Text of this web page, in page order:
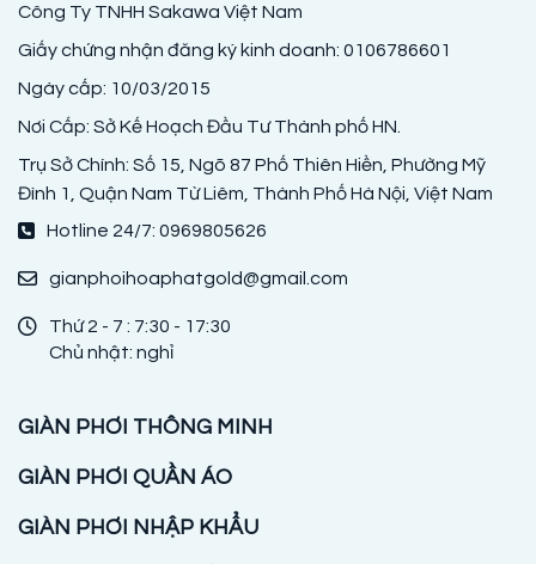
Công Ty TNHH Sakawa Việt Nam
Giấy chứng nhận đăng ký kinh doanh: 0106786601
Ngày cấp: 10/03/2015
Nơi Cấp: Sở Kế Hoạch Đầu Tư Thành phố HN.
Trụ Sở Chính: Số 15, Ngõ 87 Phố Thiên Hiền, Phường Mỹ
Đình 1, Quận Nam Từ Liêm, Thành Phố Hà Nội, Việt Nam
Hotline 24/7: 0969805626
gianphoihoaphatgold@gmail.com
Thứ 2 - 7 : 7:30 - 17:30
Chủ nhật: nghỉ
GIÀN PHƠI THÔNG MINH
GIÀN PHƠI QUẦN ÁO
GIÀN PHƠI NHẬP KHẨU